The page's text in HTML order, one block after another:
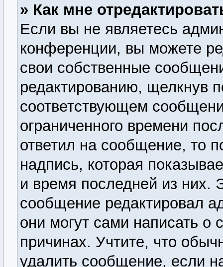
» Как мне
Если вы не являетесь
конференции, вы можете
свои собственные
редактированию, щелкнув
соответствующем
ограниченного времени
ответил на сообщение, то
надпись, которая
и время последней из них.
сообщение редактировал
они могут сами написать о
причинах. Учтите, что
удалить сообщение, если